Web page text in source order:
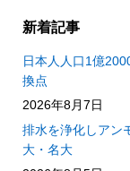
新着記事
日本人人口1億
換点
2026年8月7日
排水を浄化しア
大・名大